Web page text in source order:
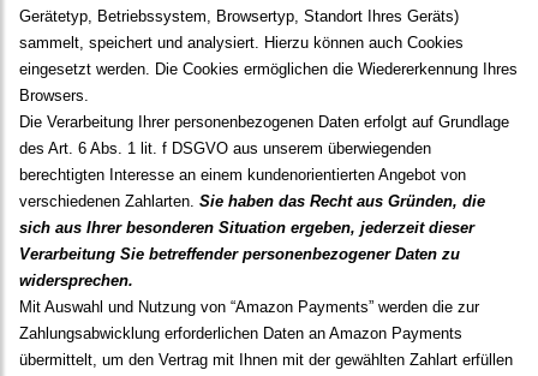
Gerätetyp, Betriebssystem, Browsertyp, Standort Ihres Geräts)
sammelt, speichert und analysiert. Hierzu können auch Cookies
eingesetzt werden. Die Cookies ermöglichen die Wiedererkennung Ihres
Browsers.
Die Verarbeitung Ihrer personenbezogenen Daten erfolgt auf Grundlage
des Art. 6 Abs. 1 lit. f DSGVO aus unserem überwiegenden
berechtigten Interesse an einem kundenorientierten Angebot von
verschiedenen Zahlarten. Sie haben das Recht aus Gründen, die
sich aus Ihrer besonderen Situation ergeben, jederzeit dieser
Verarbeitung Sie betreffender personenbezogener Daten zu
widersprechen.
Mit Auswahl und Nutzung von “Amazon Payments” werden die zur
Zahlungsabwicklung erforderlichen Daten an Amazon Payments
übermittelt, um den Vertrag mit Ihnen mit der gewählten Zahlart erfüllen